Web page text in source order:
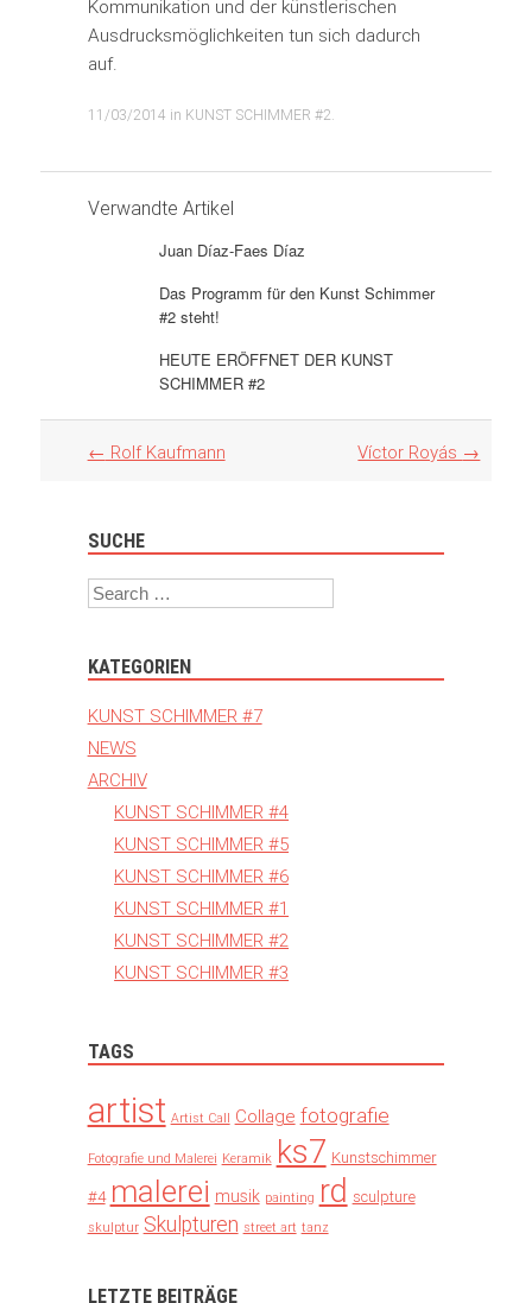
Kommunikation und der künstlerischen
Ausdrucksmöglichkeiten tun sich dadurch
auf.
11/03/2014 in KUNST SCHIMMER #2
Verwandte Artikel
Juan Díaz-Faes Díaz
Das Programm für den Kunst Schimmer
#2 steht!
HEUTE ERÖFFNET DER KUNST
SCHIMMER #2
Artikel
← Rolf Kaufmann Víctor Royás →
SUCHE
Search
KATEGORIEN
KUNST SCHIMMER #7
NEWS
ARCHIV
KUNST SCHIMMER #4
KUNST SCHIMMER #5
KUNST SCHIMMER #6
KUNST SCHIMMER #1
KUNST SCHIMMER #2
KUNST SCHIMMER #3
TAGS
artist Artist Call Collage fotografie
Fotografie und Malerei Keramik ks7 Kunstschimmer
#4 malerei musik painting rd sculpture
skulptur Skulpturen street art tanz
LETZTE BEITRÄGE